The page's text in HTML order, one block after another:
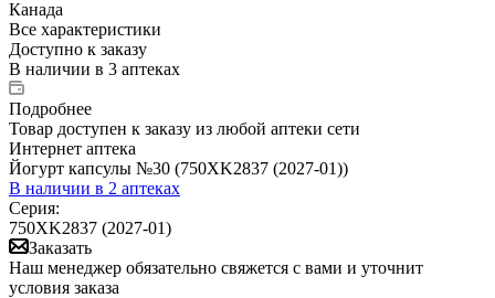
Канада
Все характеристики
Доступно к заказу
В наличии в 3 аптеках
Подробнее
Товар доступен к заказу из любой аптеки сети
Интернет аптека
Йогурт капсулы №30 (750XK2837 (2027-01))
В наличии в 2 аптеках
Серия:
750XK2837 (2027-01)
Заказать
Наш менеджер обязательно свяжется с вами и уточнит
условия заказа